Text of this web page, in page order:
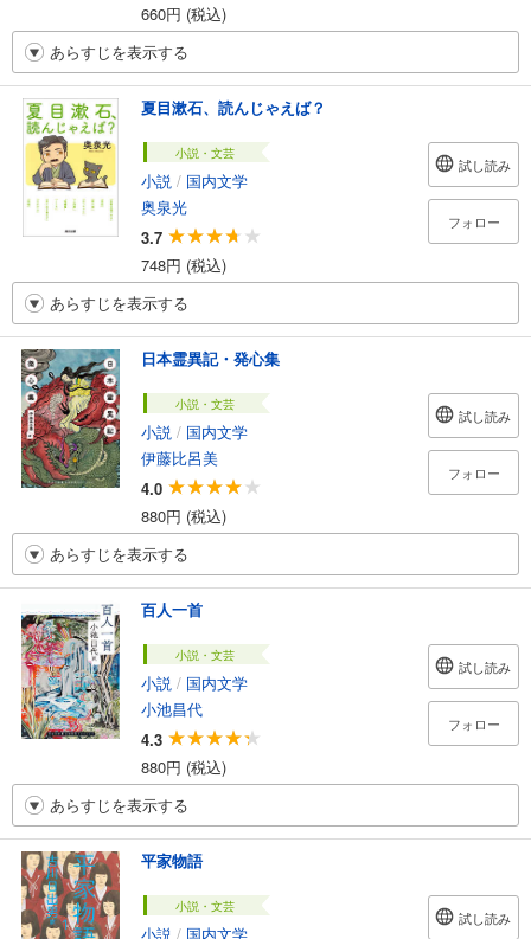
660円 (税込)
あらすじを表示する
夏目漱石、読んじゃえば？
小説・文芸
小説 / 国内文学
奥泉光
3.7
748円 (税込)
試し読み
フォロー
あらすじを表示する
日本霊異記・発心集
小説・文芸
小説 / 国内文学
伊藤比呂美
4.0
880円 (税込)
試し読み
フォロー
あらすじを表示する
百人一首
小説・文芸
小説 / 国内文学
小池昌代
4.3
880円 (税込)
試し読み
フォロー
あらすじを表示する
平家物語
小説・文芸
小説 / 国内文学
試し読み